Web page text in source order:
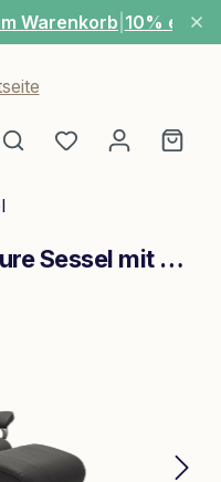
Warenkorb 10% extra
Du hast 0
Stressless Aura Signature Sessel mit Hocker M Leder Paloma Rock Braun Chrom